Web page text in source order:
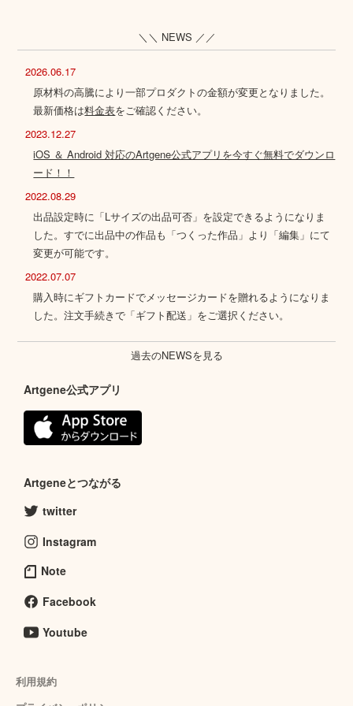
＼＼ NEWS ／／
2026.06.17
原材料の高騰により一部プロダクトの金額が変更となりました。
最新価格は料金表をご確認ください。
2023.12.27
iOS ＆ Android 対応のArtgene公式アプリを今すぐ無料でダウンロ
ード！！
2022.08.29
出品設定時に「Lサイズの出品可否」を設定できるようになりま
した。すでに出品中の作品も「つくった作品」より「編集」にて
変更が可能です。
2022.07.07
購入時にギフトカードでメッセージカードを贈れるようになりま
した。注文手続きで「ギフト配送」をご選択ください。
過去のNEWSを見る
Artgene公式アプリ
Artgeneとつながる
twitter
Instagram
Note
Facebook
Youtube
利用規約